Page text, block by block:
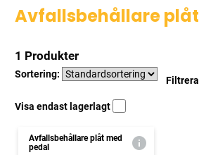
Avfallsbehållare plåt
1 Produkter
Sortering:
Visa endast lagerlagt
Avfallsbehållare plåt med
pedal